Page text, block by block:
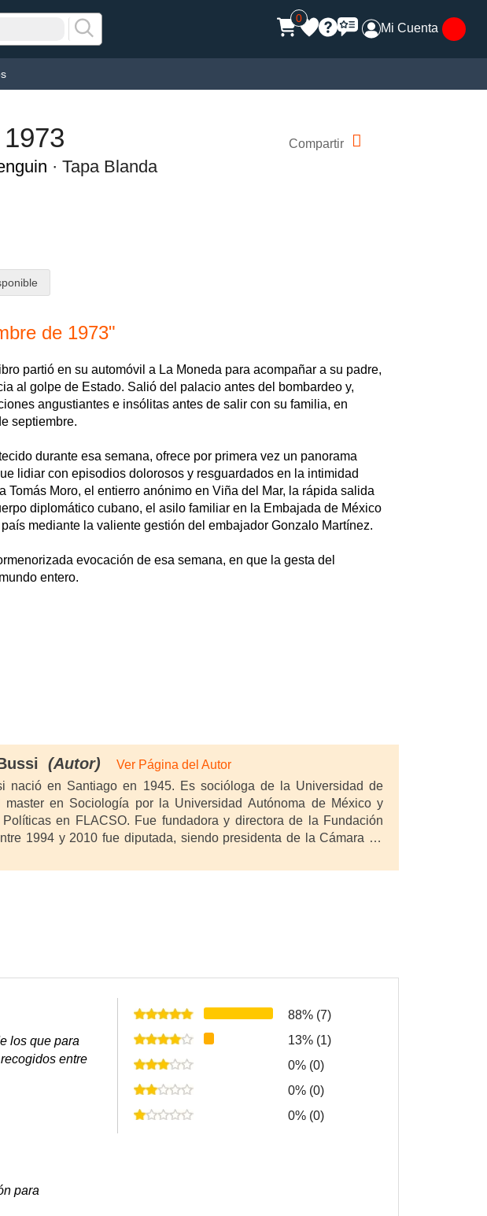
5% dtoVer más 0
Mi Cuenta
Compartir
· Tapa Blanda
de 1973"
partió en su automóvil a La Moneda para acompañar a su padre,
al golpe de Estado. Salió del palacio antes del bombardeo y,
angustiantes e insólitas antes de salir con su familia, en
septiembre.
durante esa semana, ofrece por primera vez un panorama
lidiar con episodios dolorosos y resguardados en la intimidad
Tomás Moro, el entierro anónimo en Viña del Mar, la rápida salida
diplomático cubano, el asilo familiar en la Embajada de México
mediante la valiente gestión del embajador Gonzalo Martínez.
evocación de esa semana, en que la gesta del
entero.
(Autor)
Ver Página del Autor
nació en Santiago en 1945. Es socióloga de la Universidad de
master en Sociología por la Universidad Autónoma de México y
en FLACSO. Fue fundadora y directora de la Fundación
1994 y 2010 fue diputada, siendo presidenta de la Cámara de
en 2015, Presidenta del Partido Socialista de Chile, siendo la
y de Recursos Hídricos, Desertificación y Sequía, desde donde ha
los que para
entre
para
88% (7)
13% (1)
0% (0)
0% (0)
0% (0)